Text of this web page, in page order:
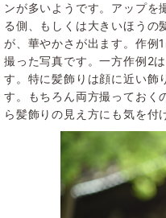
ンが多いようです。アップを
る側、もしくは大きいほうの
が、華やかさが出ます。作例
撮った写真です。一方作例2
す。特に髪飾りは顔に近い飾
す。もちろん両方撮っておく
ら髪飾りの見え方にも気を付